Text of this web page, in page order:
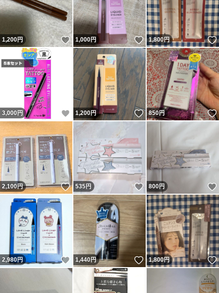
1,200円 いいね！
1,000円 いいね！
1,800円
3,000 円 いいね！
1,200円 いいね！
850円
2,100円 いいね！
535円 いいね！
800円
2,980円 いいね！
1,440円 いいね！
1,800円